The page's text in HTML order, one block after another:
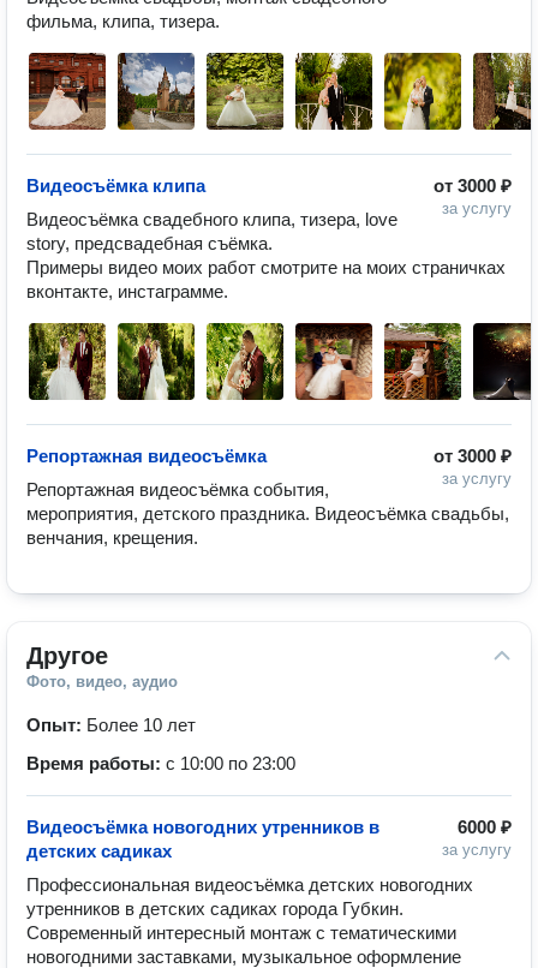
от 3000 ₽
за услугу
Видеосъёмка клипа
Видеосъёмка свадебного клипа, тизера, love
story, предсвадебная съёмка.
Примеры видео моих работ смотрите на моих страничках
вконтакте, инстаграмме.
от 3000 ₽
за услугу
Репортажная видеосъёмка
Репортажная видеосъёмка события,
мероприятия, детского праздника. Видеосъёмка свадьбы,
венчания, крещения.
Другое
Фото, видео, аудио
Опыт: Более 10 лет
Время работы: с 10:00 по 23:00
6000 ₽
за услугу
Видеосъёмка новогодних утренников в
детских садиках
Профессиональная видеосъёмка детских новогодних
утренников в детских садиках города Губкин.
Современный интересный монтаж с тематическими
новогодними заставками, музыкальное оформление